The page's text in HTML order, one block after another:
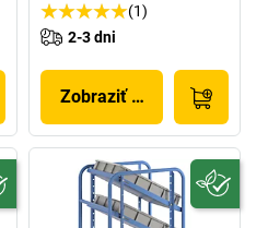
(1)
2-3 dni
Zobraziť produkt